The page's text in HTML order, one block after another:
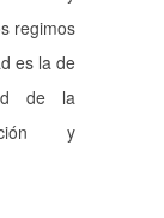
regimos
es la de
de la
y